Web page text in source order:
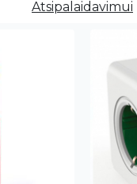
Atsipalaidavimui